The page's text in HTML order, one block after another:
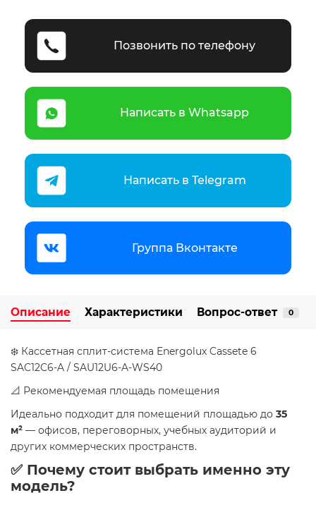
Позвонить по телефону
Написать в Whatsapp
Написать в Telegram
Группа Вконтакте
Описание Характеристики Вопрос-ответ 0
❄️ Кассетная сплит-система Energolux Cassete 6
SAC12C6-A / SAU12U6-A-WS40
📐 Рекомендуемая площадь помещения
Идеально подходит для помещений площадью до 35
м² — офисов, переговорных, учебных аудиторий и
других коммерческих пространств.
✅ Почему стоит выбрать именно эту
модель?